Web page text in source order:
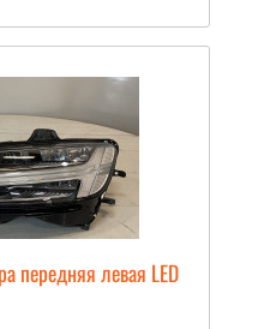
передняя левая LED